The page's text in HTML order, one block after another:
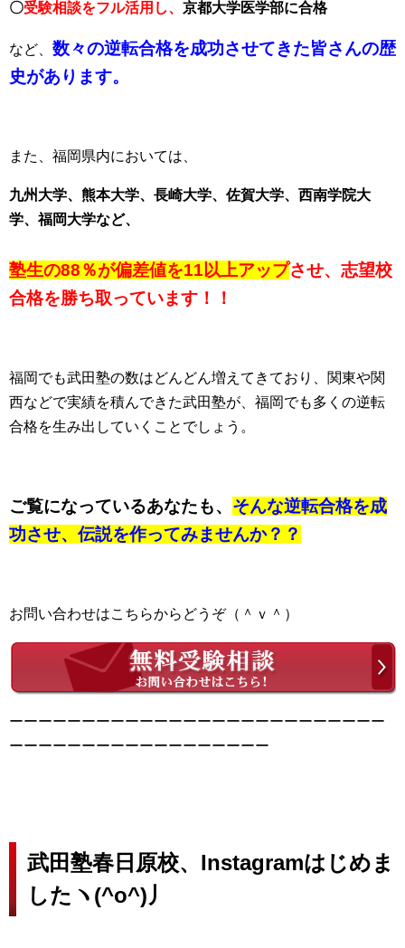
〇受験相談をフル活用し、 京都大学医学部に合格
など、 数々の逆転合格を成功させてきた皆さんの歴
史があります。
また、福岡県内においては、
九州大学、熊本大学、長崎大学、佐賀大学、 西南学院大
学、福岡大学など、
塾生の88％が偏差値を11以上アップさせ、 志望校
合格を勝ち取っています！！
福岡でも武田塾の数はどんどん増えてきており、関東や関
西などで実績を積んできた武田塾が、福岡でも多くの逆転
合格を生み出していくことでしょう。
ご覧になっているあなたも、 そんな逆転合格を成
功させ、伝説を作ってみませんか？？
お問い合わせはこちらからどうぞ（＾ｖ＾）
ーーーーーーーーーーーーーーーーーーーーーーーーーー
ーーーーーーーーーーーーーーーーーー
武田塾春日原校、Instagramはじめま
したヽ(^o^)丿